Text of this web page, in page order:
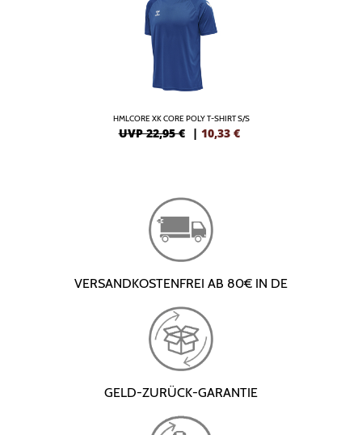
HMLCORE XK CORE POLY T-SHIRT S/S
UVP 22,95 € | 10,33 €
VERSANDKOSTENFREI AB 80€ IN DE
GELD-ZURÜCK-GARANTIE